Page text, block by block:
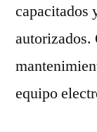
capacitados
autorizados.
equipo